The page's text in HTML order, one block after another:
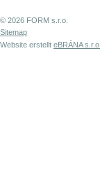
© 2026 FORM s.r.o.
Sitemap
Website erstellt eBRÁNA s.r.o.